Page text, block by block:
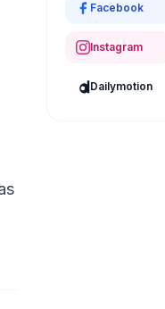
Facebook
Instagram
Dailymotion